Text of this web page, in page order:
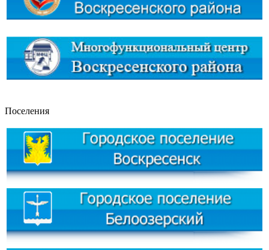
Поселения